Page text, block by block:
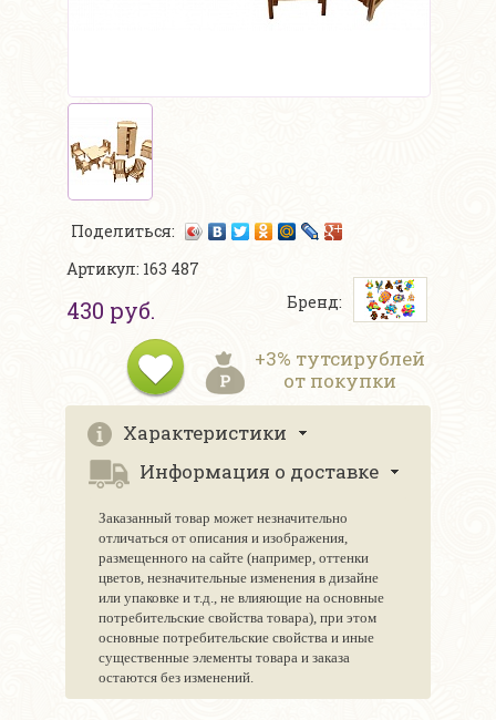
Поделиться:
Артикул: 163 487
430 руб. Бренд:
+3% тутсирублей
от покупки
Характеристики
Информация о доставке
Заказанный товар может незначительно
отличаться от описания и изображения,
размещенного на сайте (например, оттенки
цветов, незначительные изменения в дизайне
или упаковке и т.д., не влияющие на основные
потребительские свойства товара), при этом
основные потребительские свойства и иные
существенные элементы товара и заказа
остаются без изменений.